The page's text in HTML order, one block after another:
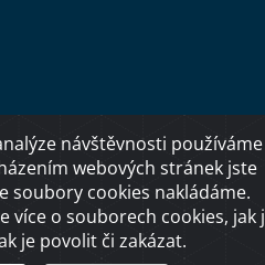
dopravy ČR
návštěvnosti používáme
webových stránek jste
soubory cookies nakládáme.
více o souborech cookies, jak
je povolit či zakázat.